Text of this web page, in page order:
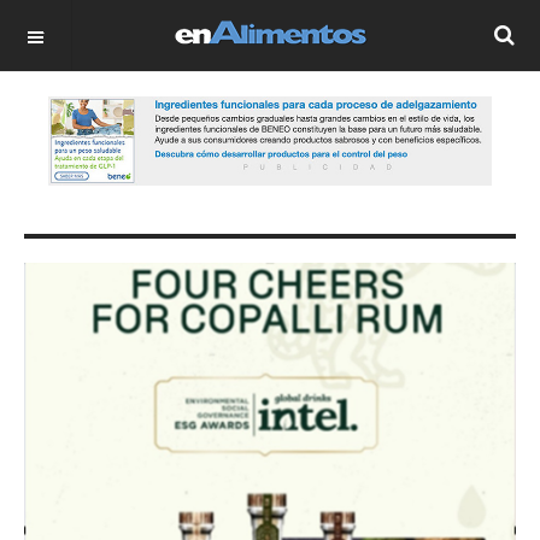
OFF CANVAS